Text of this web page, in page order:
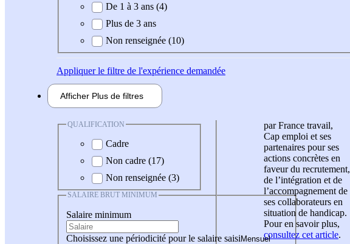
De 1 à 3 ans (4)
Plus de 3 ans
Non renseignée (10)
Appliquerle filtre de l'expérience demandée
Afficher Plus de filtres
QUALIFICATION
Cadre
Non cadre (17)
Non renseignée (3)
SALAIRE BRUT MINIMUM
Salaire minimum
Choisissez une périodicité pour le salaire saisi
par France travail,
Cap emploi et ses
partenaires pour ses
actions concrètes en
faveur du recrutement,
de l’intégration et de
l’accompagnement de
ses collaborateurs en
situation de handicap.
Pour en savoir plus,
consultez cet article.